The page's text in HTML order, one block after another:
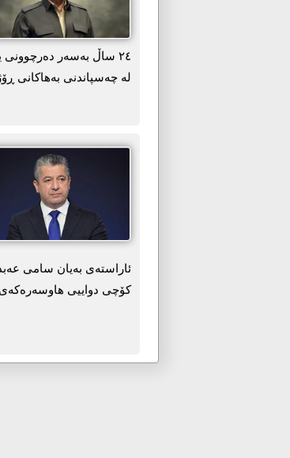
٢٤ ساڵ بەسەر
لە چەسپاندنی بەھاکانی
ئاراستەی بەیان سامی
کۆچی دواییی